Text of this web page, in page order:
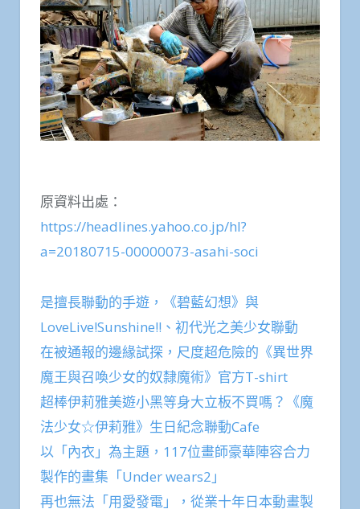
原資料出處：
https://headlines.yahoo.co.jp/hl?
a=20180715-00000073-asahi-soci
是擅長聯動的手遊，《碧藍幻想》與
LoveLive!Sunshine!!、初代光之美少女聯動
在被通報的邊緣試探，尺度超危險的《異世界
魔王與召喚少女的奴隸魔術》官方T-shirt
超棒伊莉雅美遊小黑等身大立板不買嗎？《魔
法少女☆伊莉雅》生日紀念聯動Cafe
以「內衣」為主題，117位畫師豪華陣容合力
製作的畫集「Under wears2」
再也無法「用愛發電」，從業十年日本動畫製